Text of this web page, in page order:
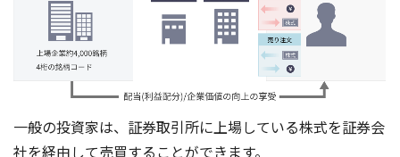
一般の投資家は、証券取引所に上場している株式を証券会
社を経由して売買することができます。